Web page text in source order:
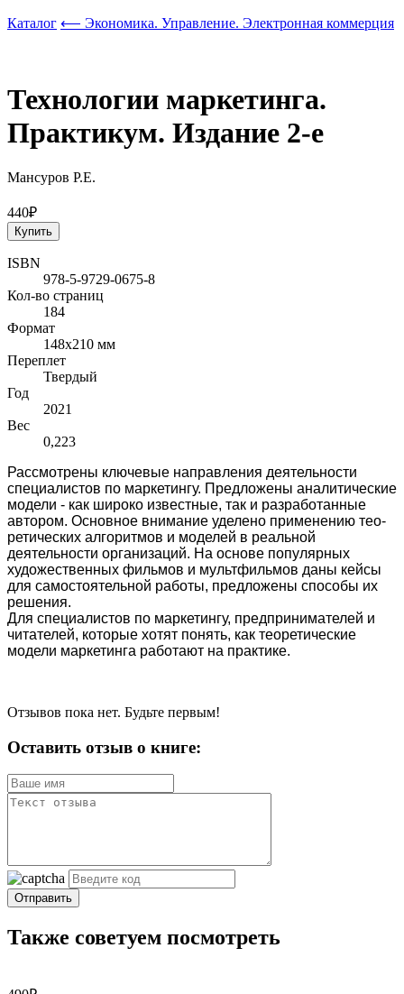
Каталог ⟵ Экономика. Управление. Электронная коммерция
Технологии маркетинга.
Практикум. Издание 2-е
Мансуров Р.Е.
440₽
Купить
ISBN
978-5-9729-0675-8
Кол-во страниц
184
Формат
148x210 мм
Переплет
Твердый
Год
2021
Вес
0,223
Рассмотрены ключевые направления деятельности
специалистов по маркетингу. Предложены аналитические
модели - как широко известные, так и разработанные
автором. Основное внимание уделено применению тео­
ретических алгоритмов и моделей в реальной
деятельности организаций. На основе популярных
художественных фильмов и мультфильмов даны кейсы
для самостоятельной работы, предложены способы их
решения.
Для специалистов по маркетингу, предпринимателей и
читателей, которые хотят понять, как теоретические
модели маркетинга работают на практике.
Отзывов пока нет. Будьте первым!
Оставить отзыв о книге:
Отправить
Также советуем посмотреть